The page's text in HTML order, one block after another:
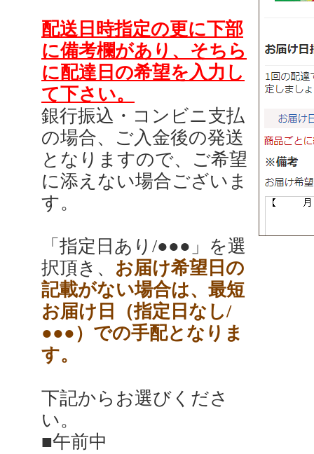
配送日時指定の更に下部
に備考欄があり、そちら
に配達日の希望を入力し
て下さい。
銀行振込・コンビニ支払
の場合、ご入金後の発送
となりますので、ご希望
に添えない場合ございま
す。
「指定日あり/●●●」を選
択頂き、 お届け希望日の
記載がない場合は、最短
お届け日（指定日なし/
●●●）での手配となりま
す。
下記からお選びくださ
い。
■午前中